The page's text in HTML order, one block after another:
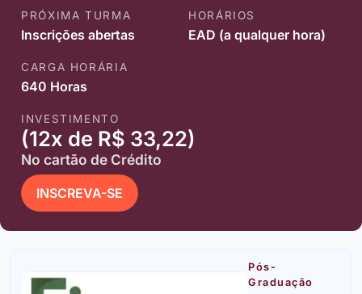
PRÓXIMA TURMA
Inscrições abertas
HORÁRIOS
EAD (a qualquer hora)
CARGA HORÁRIA
640 Horas
INVESTIMENTO
(12x de R$ 33,22)
No cartão de Crédito
INSCREVA-SE
Pós-
Graduação